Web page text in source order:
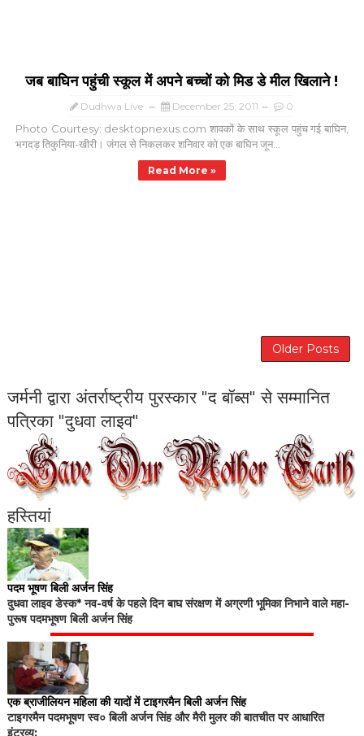
जब बाघिन पहुंची स्कूल में अपने बच्चों को मिड डे मील खिलाने !
Dudhwa Live December 25, 2011 0
Photo Courtesy: desktopnexus.com शावकों के साथ स्कूल पहुंच गई बाघिन,
भगदड़ तिकुनिया-खीरी। जंगल से निकलकर शनिवार को एक बाघिन जून...
Read More »
Older Posts
जर्मनी द्वारा अंतर्राष्ट्रीय पुरस्कार "द बॉब्स" से सम्मानित
पत्रिका "दुधवा लाइव"
हस्तियां
पदम भूषण बिली अर्जन सिंह
दुधवा लाइव डेस्क* नव-वर्ष के पहले दिन बाघ संरक्षण में अग्रणी भूमिका निभाने वाले महा-
पुरूष पदमभूषण बिली अर्जन सिंह
एक ब्राजीलियन महिला की यादों में टाइगरमैन बिली अर्जन सिंह
टाइगरमैन पदमभूषण स्व० बिली अर्जन सिंह और मैरी मुलर की बातचीत पर आधारित
इंटरव्यू: